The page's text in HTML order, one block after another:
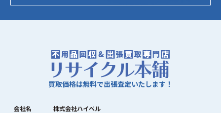
買取価格は無料で出張査定いたします！
会社名
株式会社ハイペル